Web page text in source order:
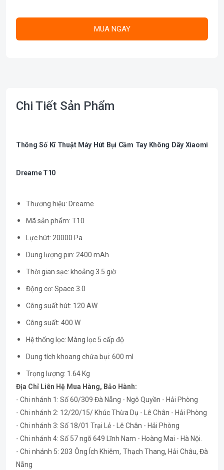
MUA NGAY
Chi Tiết Sản Phẩm
Thông Số Kĩ Thuật Máy Hút Bụi Cầm Tay Không Dây Xiaomi
Dreame T10
Thương hiệu: Dreame
Mã sản phẩm: T10
Lực hút: 20000 Pa
Dung lượng pin: 2400 mAh
Thời gian sạc: khoảng 3.5 giờ
Động cơ: Space 3.0
Công suất hút: 120 AW
Công suất: 400 W
Hệ thống lọc: Màng lọc 5 cấp độ
Dung tích khoang chứa bụi: 600 ml
Trọng lượng: 1.64 Kg
Địa Chỉ Liên Hệ Mua Hàng, Bảo Hành:
- Chi nhánh 1: Số 60/309 Đà Nẵng - Ngô Quyền - Hải Phòng
- Chi nhánh 2: 12/20/15/ Khúc Thừa Dụ - Lê Chân - Hải Phòng
- Chi nhánh 3: Số 18/01 Trại Lẻ - Lê Chân - Hải Phòng
- Chi nhánh 4: Số 57 ngõ 649 Lĩnh Nam - Hoàng Mai - Hà Nội.
- Chi nhánh 5: 203 Ông Ích Khiêm, Thạch Thang, Hải Châu, Đà
Nẵng